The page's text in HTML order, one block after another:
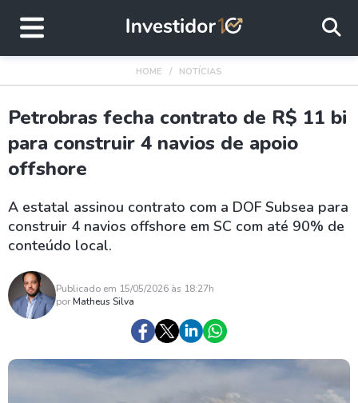
HOME NOTÍCIAS
Petrobras fecha contrato de R$ 11 bi
para construir 4 navios de apoio
offshore
A estatal assinou contrato com a DOF Subsea para
construir 4 navios offshore em SC com até 90% de
conteúdo local.
Publicado em 15/05/2026 às 18:27h
porMatheus Silva